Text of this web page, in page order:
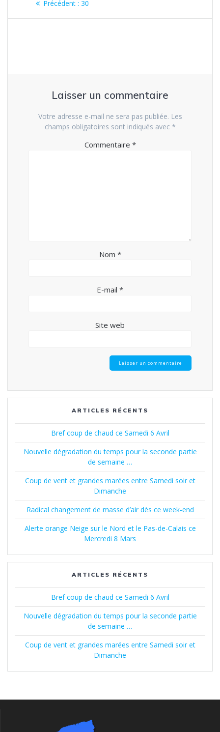
de
Précédent : Article
30
Laisser un commentaire
Votre adresse e-mail ne sera pas publiée. Les
champs obligatoires sont indiqués avec *
Commentaire *
Nom *
E-mail *
Site web
ARTICLES RÉCENTS
Bref coup de chaud ce Samedi 6 Avril
Nouvelle dégradation du temps pour la seconde partie
de semaine …
Coup de vent et grandes marées entre Samedi soir et
Dimanche
Radical changement de masse d’air dès ce week-end
Alerte orange Neige sur le Nord et le Pas-de-Calais ce
Mercredi 8 Mars
ARTICLES RÉCENTS
Bref coup de chaud ce Samedi 6 Avril
Nouvelle dégradation du temps pour la seconde partie
de semaine …
Coup de vent et grandes marées entre Samedi soir et
Dimanche